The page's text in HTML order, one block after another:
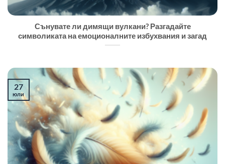
Сънувате ли димящи вулкани? Разгадайте
символиката на емоционалните избухвания и загад
27
юли